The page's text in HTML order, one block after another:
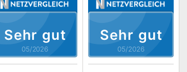
Sehr gut
05/2026
Sehr gut
05/2026